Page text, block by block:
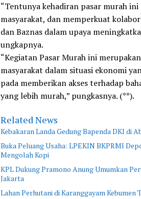
“Tentunya kehadiran pasar murah
masyarakat, dan memperkuat
dan Baznas dalam upaya
ungkapnya.
“Kegiatan Pasar Murah ini
masyarakat dalam situasi ekonomi
pada memberikan akses terhadap
yang lebih murah,” pungkasnya. (**).
Related News
Kebakaran Landa Gedung Bapenda DKI di
Buka Peluang Usaha: LPEKIN BKPRMI
Mengolah Kopi
KPL Dukung Pramono Anung Umumkan
Jakarta
Lahan Perhutani di Karanggayam